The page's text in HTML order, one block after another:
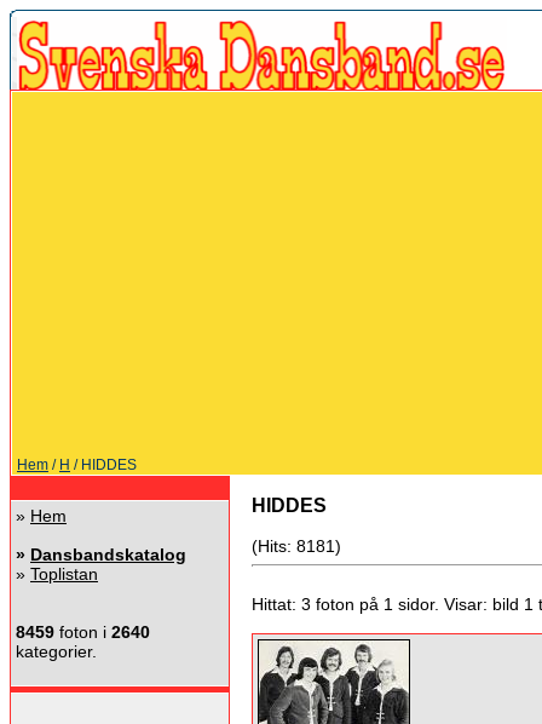
Hem / H / HIDDES
» Hem
» Dansbandskatalog
» Toplistan
8459 foton i 2640
kategorier.
HIDDES
(Hits: 8181)
Hittat: 3 foton på 1 sidor. Visar: bild 1